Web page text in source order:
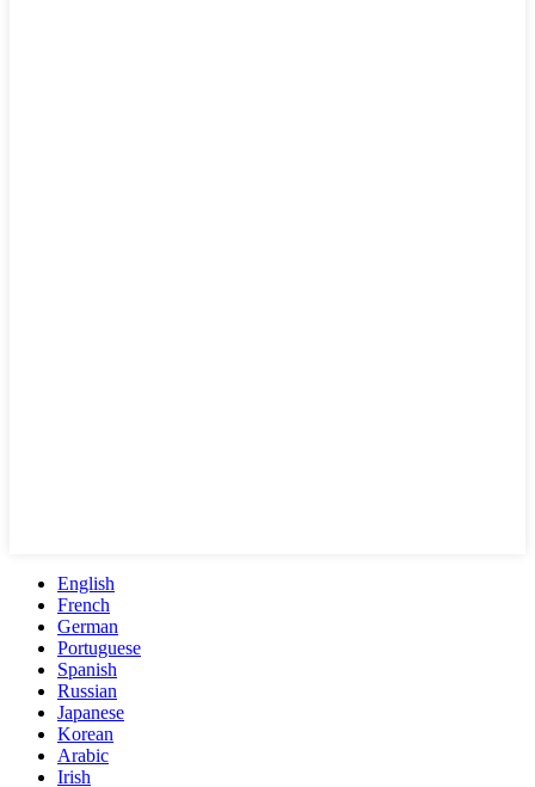
English
French
German
Portuguese
Spanish
Russian
Japanese
Korean
Arabic
Irish